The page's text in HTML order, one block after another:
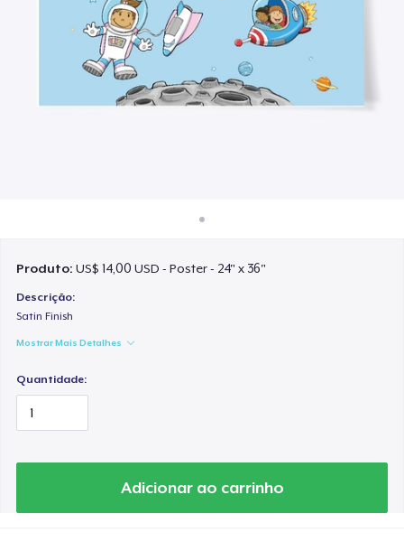
Venda em todo lugar
Venda qualquer coisa
Produto:US$ 14,00 USD - Poster - 24" x 36"
Descrição:
Satin Finish
Mostrar Mais Detalhes
Quantidade:
Adicionar ao carrinho